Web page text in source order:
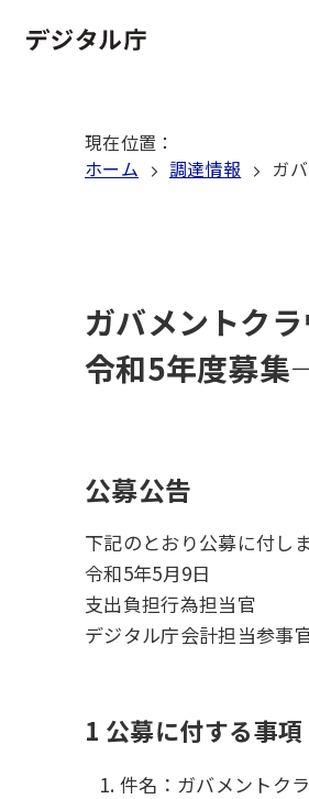
文
現在位置 ：
ホーム
調達情報 ガ
ガバメントク
令和5年度募集
公募公告
下記のとおり公募に付しま
令和5年5月9日
支出負担行為担当官
デジタル庁会計担当参事
1 公募に付する事項
件名：ガバメントク